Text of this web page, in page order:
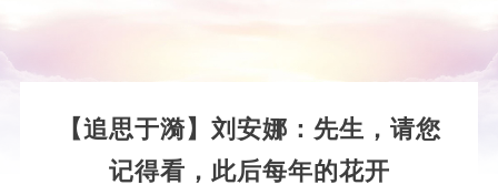
【追思于漪】刘安娜：先生，请您
记得看，此后每年的花开